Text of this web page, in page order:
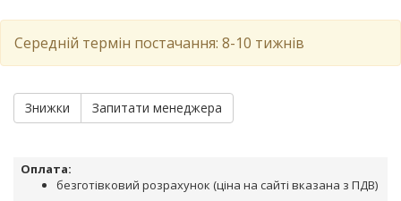
Середній термін постачання: 8-10 тижнів
Знижки Запитати менеджера
Оплата:
безготівковий розрахунок (ціна на сайті вказана з ПДВ)